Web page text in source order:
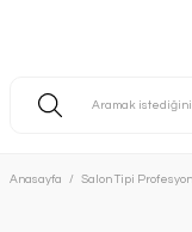
Anasayfa Salon Tipi